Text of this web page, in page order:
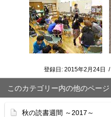
登録日: 2015年2月24日 /
このカテゴリー内の他のページ
秋の読書週間 ～2017～